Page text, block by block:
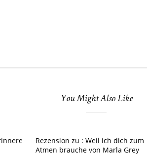
You Might Also Like
Rezension zu : Weil ich dich zum
Atmen brauche von Marla Grey